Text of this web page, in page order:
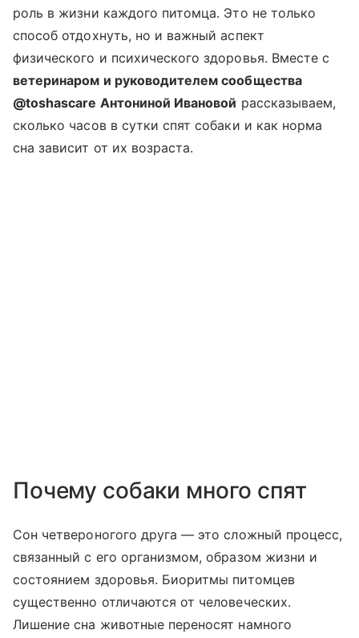
роль в жизни каждого питомца. Это не только
способ отдохнуть, но и важный аспект
физического и психического здоровья. Вместе с
ветеринаром и руководителем сообщества
@toshascare Антониной Ивановой рассказываем,
сколько часов в сутки спят собаки и как норма
сна зависит от их возраста.
Почему собаки много спят
Сон четвероногого друга — это сложный процесс,
связанный с его организмом, образом жизни и
состоянием здоровья. Биоритмы питомцев
существенно отличаются от человеческих.
Лишение сна животные переносят намного